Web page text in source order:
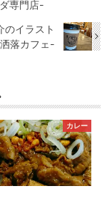
専門店-
のイラスト
落カフェ-
カレー